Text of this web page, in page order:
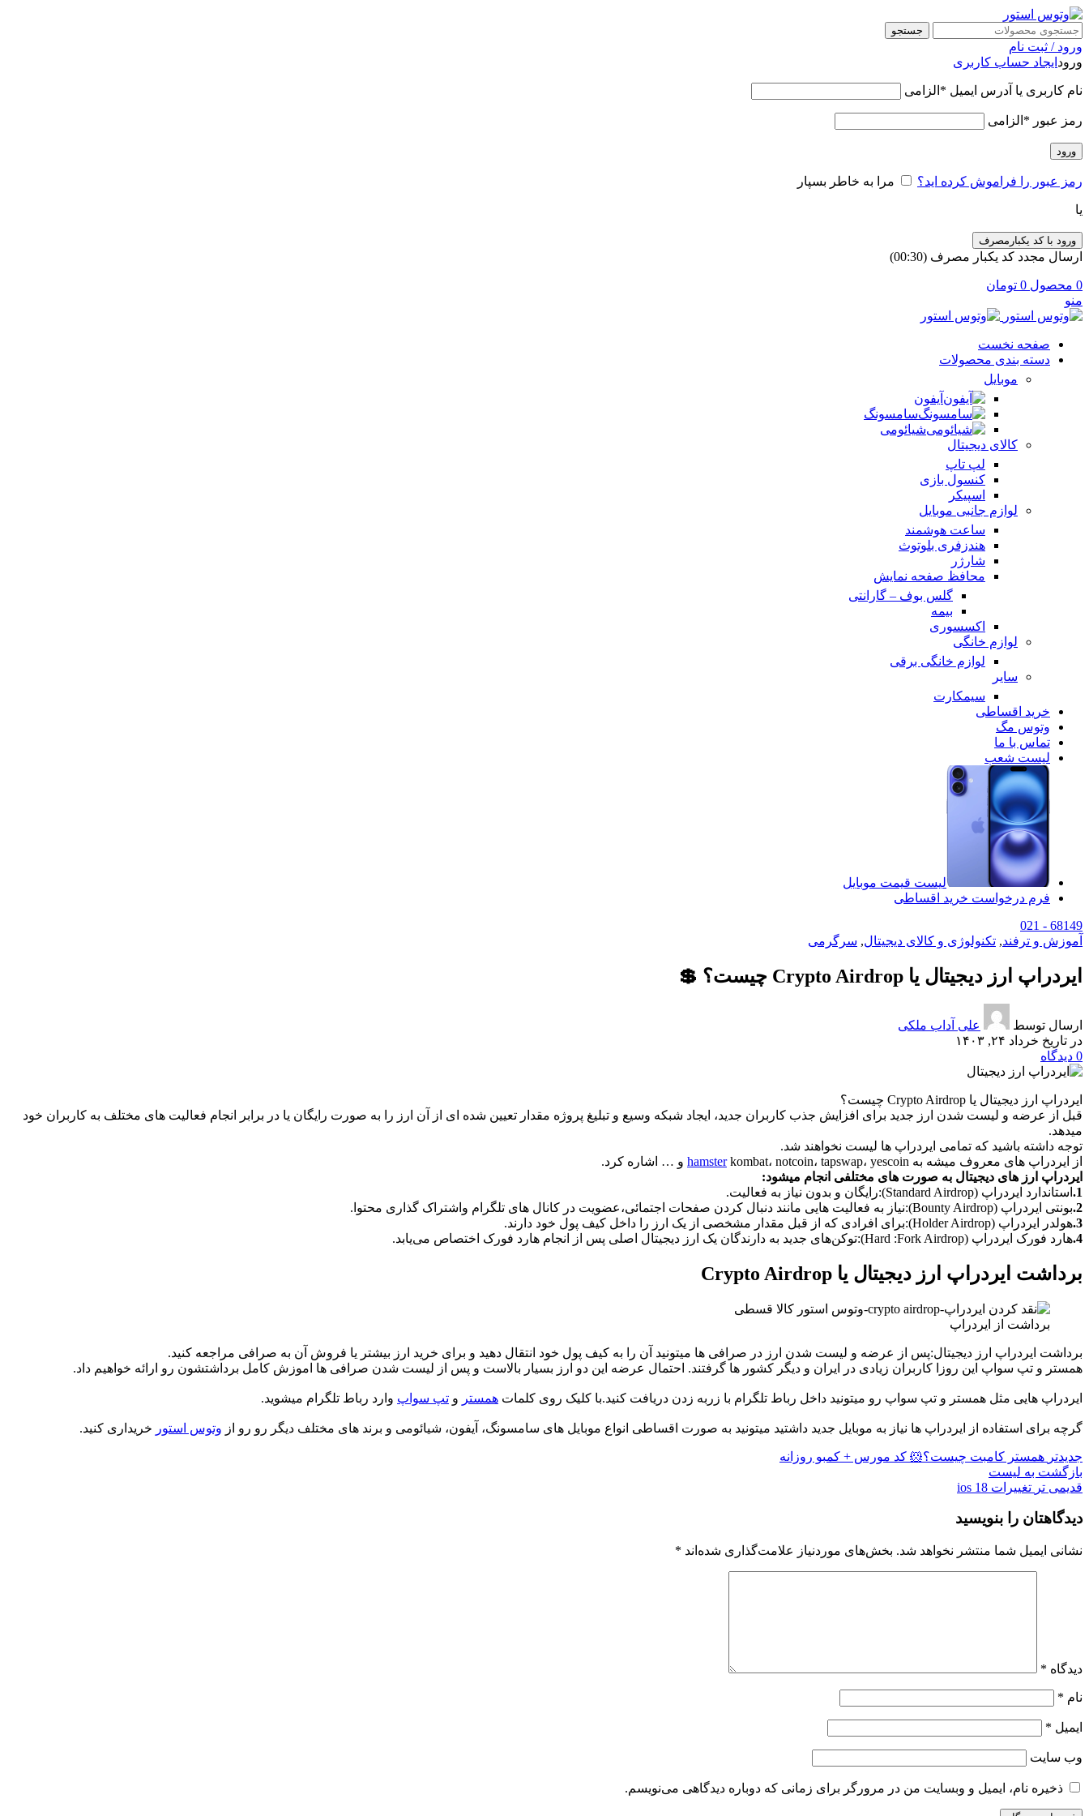
جستجو
ورود / ثبت نام
ورود ایجاد حساب کاربری
نام کاربری یا آدرس ایمیل * الزامی
رمز عبور * الزامی
ورود
رمز عبور را فراموش کرده اید؟ مرا به خاطر بسپار
یا
ورود با کد یکبارمصرف
ارسال مجدد کد یکبار مصرف (00:
30
)
0 محصول 0 تومان
منو
صفحه نخست
دسته بندی محصولات
موبایل
آیفون
سامسونگ
شیائومی
کالای دیجیتال
لپ تاپ
کنسول بازی
اسپیکر
لوازم جانبی موبایل
ساعت هوشمند
هندزفری بلوتوث
شارژر
محافظ صفحه نمایش
گلس بوف – گارانتی
بیمه
اکسسوری
لوازم خانگی
لوازم خانگی برقی
سایر
سیمکارت
خرید اقساطی
وتوس مگ
تماس با ما
لیست شعب
لیست قیمت موبایل
فرم درخواست خرید اقساطی
68149 - 021
آموزش و ترفند, تکنولوژی و کالای دیجیتال, سرگرمی
ایردراپ ارز دیجیتال یا Crypto Airdrop چیست؟ 💲
ارسال توسط
علی آداب ملکی
در تاریخ خرداد ۲۴, ۱۴۰۳
0 دیدگاه
ایردراپ ارز دیجیتال یا Crypto Airdrop چیست؟
قبل از عرضه و لیست شدن ارز جدید برای افزایش جذب کاربران جدید، ایجاد شبکه وسیع و تبلیغ پروژه مقدار تعیین شده ای از آن ارز را به صورت رایگان یا در برابر انجام فعالیت های مختلف به کاربران خود
میدهد.
توجه داشته باشید که تمامی ایردراپ ها لیست نخواهند شد.
از ایردراپ های معروف میشه به
hamsterkombat، notcoin، tapswap، yescoin و … اشاره کرد.
ایردراپ ارز های دیجیتال به صورت های مختلفی انجام میشود:
1. استاندارد ایردراپ (Standard Airdrop):رایگان و بدون نیاز به فعالیت.
2. بونتی ایردراپ (Bounty Airdrop):نیاز به فعالیت هایی مانند دنبال کردن صفحات اجتمائی،عضویت در کانال های تلگرام واشتراک گذاری محتوا.
3. هولدر ایردراپ (Holder Airdrop):برای افرادی که از قبل مقدار مشخصی از یک ارز را داخل کیف پول خود دارند.
4. هارد فورک ایردراپ (Hard :Fork Airdrop):توکن‌های جدید به دارندگان یک ارز دیجیتال اصلی پس از انجام هارد فورک اختصاص می‌یابد.
برداشت ایردراپ ارز دیجیتال یا Crypto Airdrop
برداشت از ایردراپ
برداشت ایردراپ ارز دیجیتال:پس از عرضه و لیست شدن ارز در صرافی ها میتونید آن را به کیف پول خود انتقال دهید و برای خرید ارز بیشتر یا فروش آن به صرافی مراجعه کنید.
همستر و تپ سواپ این روزا کاربران زیادی در ایران و دیگر کشور ها گرفتند. احتمال عرضه این دو ارز بسیار بالاست و پس از لیست شدن صرافی ها اموزش کامل برداشتشون رو ارائه خواهیم داد.
ایردراپ هایی مثل همستر و تپ سواپ رو میتونید داخل رباط تلگرام با زربه زدن دریافت کنید.با کلیک روی کلمات همستر و تپ سواپ وارد رباط تلگرام میشوید.
گرچه برای استفاده از ایردراپ ها نیاز به موبایل جدید داشتید میتونید به صورت اقساطی انواع موبایل های سامسونگ، آیفون، شیائومی و برند های مختلف دیگر رو رو از وتوس استور خریداری کنید.
جدیدتر همستر کامبت چیست؟🐹 کد مورس + کمبو روزانه
بازگشت به لیست
قدیمی تر تغییرات ios 18
دیدگاهتان را بنویسید
نشانی ایمیل شما منتشر نخواهد شد. بخش‌های موردنیاز علامت‌گذاری شده‌اند *
دیدگاه *
نام *
ایمیل *
وب‌ سایت
ذخیره نام، ایمیل و وبسایت من در مرورگر برای زمانی که دوباره دیدگاهی می‌نویسم.